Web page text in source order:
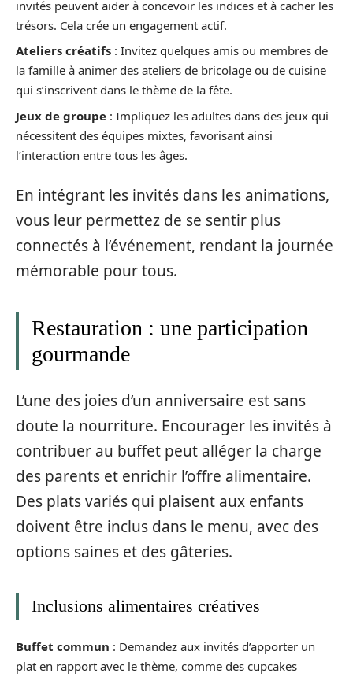
invités peuvent aider à concevoir les indices et à cacher les
trésors. Cela crée un engagement actif.
Ateliers créatifs : Invitez quelques amis ou membres de
la famille à animer des ateliers de bricolage ou de cuisine
qui s’inscrivent dans le thème de la fête.
Jeux de groupe : Impliquez les adultes dans des jeux qui
nécessitent des équipes mixtes, favorisant ainsi
l’interaction entre tous les âges.
En intégrant les invités dans les animations,
vous leur permettez de se sentir plus
connectés à l’événement, rendant la journée
mémorable pour tous.
Restauration : une participation
gourmande
L’une des joies d’un anniversaire est sans
doute la nourriture. Encourager les invités à
contribuer au buffet peut alléger la charge
des parents et enrichir l’offre alimentaire.
Des plats variés qui plaisent aux enfants
doivent être inclus dans le menu, avec des
options saines et des gâteries.
Inclusions alimentaires créatives
Buffet commun : Demandez aux invités d’apporter un
plat en rapport avec le thème, comme des cupcakes